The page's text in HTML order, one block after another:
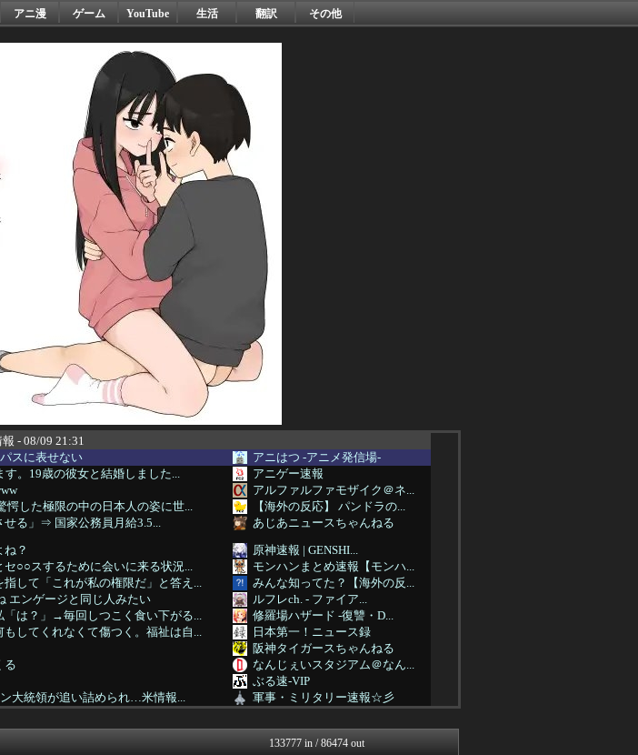
アニ漫 ゲーム YouTube 生活 翻訳 その他
- 08/09 21:31
スに表せない
アニはつ -アニメ発信場-
す。19歳の彼女と結婚しました...
アニゲー速報
アルファルファモザイク＠ネ...
した極限の中の日本人の姿に世...
【海外の反応】 パンドラの...
る」⇒ 国家公務員月給3.5...
あじあニュースちゃんねる
ね？
原神速報 | GENSHI...
セ○○スするために会いに来る状況...
モンハンまとめ速報【モンハ...
して「これが私の権限だ」と答え...
みんな知ってた？【海外の反...
エンゲージと同じ人みたい
ルフレch. - ファイア...
「は？」→毎回しつこく食い下がる...
修羅場ハザード -復讐・D...
してくれなくて傷つく。福祉は自...
日本第一！ニュース録
阪神タイガースちゃんねる
る
なんじぇいスタジアム＠なん...
ぶる速-VIP
大統領が追い詰められ…米情報...
軍事・ミリタリー速報☆彡
減していたｗｗｗｗ
わんこーる速報！
ｗ
なんJ PRIDE
133777 in / 86474 out